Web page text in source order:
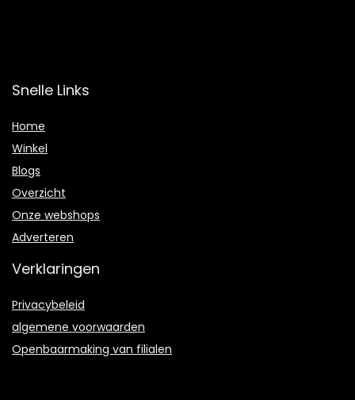
Snelle Links
Home
Winkel
Blogs
Overzicht
Onze webshops
Adverteren
Verklaringen
Privacybeleid
algemene voorwaarden
Openbaarmaking van filialen